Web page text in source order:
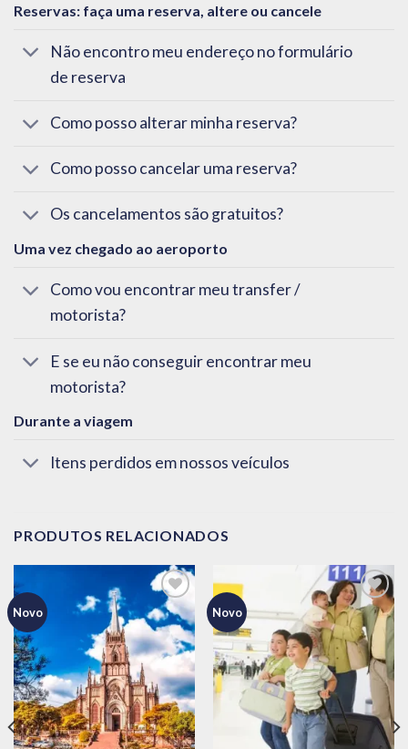
Reservas: faça uma reserva, altere ou cancele
Não encontro meu endereço no formulário
de reserva
Como posso alterar minha reserva?
Como posso cancelar uma reserva?
Os cancelamentos são gratuitos?
Uma vez chegado ao aeroporto
Como vou encontrar meu transfer /
motorista?
E se eu não conseguir encontrar meu
motorista?
Durante a viagem
Itens perdidos em nossos veículos
PRODUTOS RELACIONADOS
Novo
Adicionar
aos meus
desejos
Novo
Adicionar
aos meus
desejos